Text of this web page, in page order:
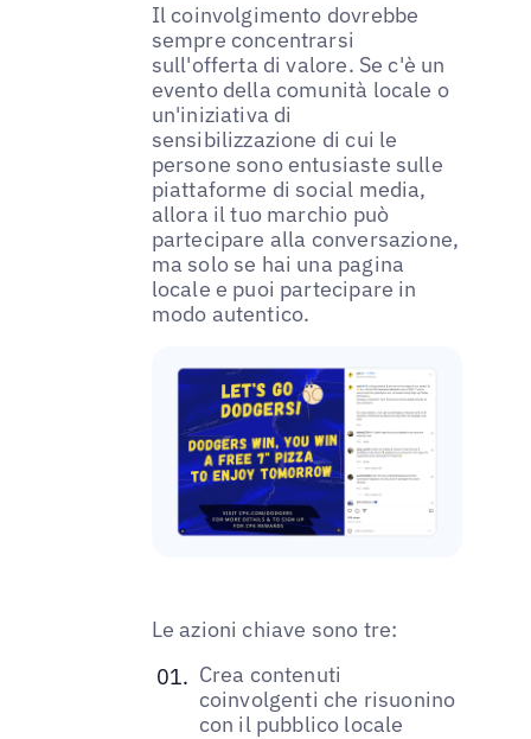
Il coinvolgimento dovrebbe
sempre concentrarsi
sull'offerta di valore. Se c'è un
evento della comunità locale o
un'iniziativa di
sensibilizzazione di cui le
persone sono entusiaste sulle
piattaforme di social media,
allora il tuo marchio può
partecipare alla conversazione,
ma solo se hai una pagina
locale e puoi partecipare in
modo autentico.
Le azioni chiave sono tre:
Crea contenuti
coinvolgenti che risuonino
con il pubblico locale